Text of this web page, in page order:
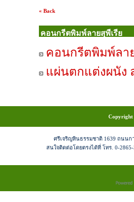
« Back
คอนกรีตพิมพ์ลายสุพีเรีย
คอนกรีตพิมพ์ลา
แผ่นตกแต่งผนัง
Copyright
ศรีเจริญหินธรรมชาติ 1639 ถนนก
สนใจติดต่อโดยตรงได้ที่ โทร. 0-2865-